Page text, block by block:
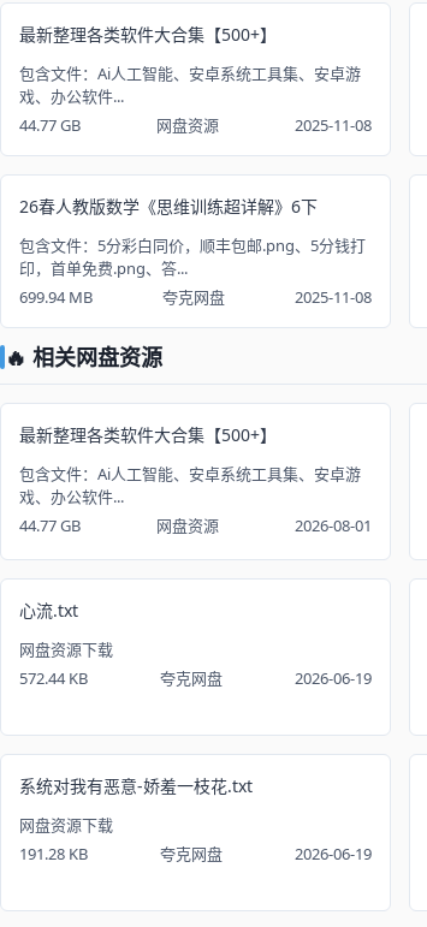
最新整理各类软件大合集【500+】
包含文件：Ai人工智能、安卓系统工具集、安卓游
戏、办公软件...
44.77 GB
网盘资源 2025-11-08
26春人教版数学《思维训练超详解》6下
包含文件：5分彩白同价，顺丰包邮.png、5分钱打
印，首单免费.png、答...
699.94 MB
夸克网盘 2025-11-08
🔥 相关网盘资源
最新整理各类软件大合集【500+】
包含文件：Ai人工智能、安卓系统工具集、安卓游
戏、办公软件...
44.77 GB
网盘资源 2026-08-01
心流.txt
网盘资源下载
572.44 KB
夸克网盘 2026-06-19
系统对我有恶意-娇羞一枝花.txt
网盘资源下载
191.28 KB
夸克网盘 2026-06-19